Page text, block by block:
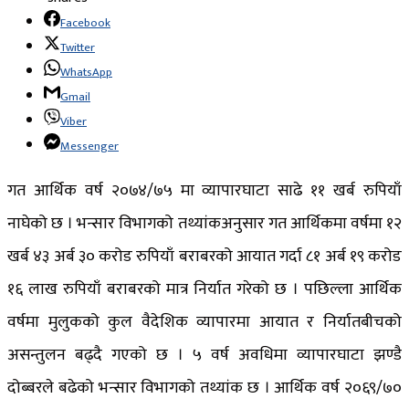
Facebook
Twitter
WhatsApp
Gmail
Viber
Messenger
गत आर्थिक वर्ष २०७४/७५ मा व्यापारघाटा साढे ११ खर्ब रुपियाँ
नाघेको छ । भन्सार विभागको तथ्यांकअनुसार गत आर्थिकमा वर्षमा १२
खर्ब ४३ अर्ब ३० करोड रुपियाँ बराबरको आयात गर्दा ८१ अर्ब १९ करोड
१६ लाख रुपियाँ बराबरको मात्र निर्यात गरेको छ । पछिल्ला आर्थिक
वर्षमा मुलुकको कुल वैदेशिक व्यापारमा आयात र निर्यातबीचको
असन्तुलन बढ्दै गएको छ । ५ वर्ष अवधिमा व्यापारघाटा झण्डै
दोब्बरले बढेको भन्सार विभागको तथ्यांक छ । आर्थिक वर्ष २०६९/७०